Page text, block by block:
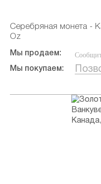
Серебряная монета -
Oz
Мы продаем:
Мы покупаем: